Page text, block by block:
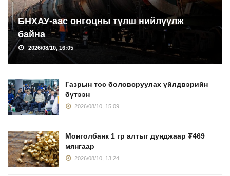
БНХАУ-аас онгоцны түлш нийлүүлж
байна
2026/08/10, 16:05
Газрын тос боловсруулах үйлдвэрийн
бүтээн
2026/08/10, 15:09
Монголбанк 1 гр алтыг дунджаар ₮469
мянгаар
2026/08/10, 13:24